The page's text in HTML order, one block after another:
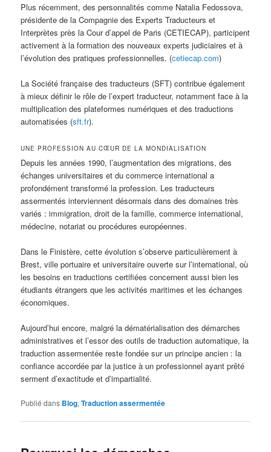
Plus récemment, des personnalités comme Natalia Fedossova,
présidente de la Compagnie des Experts Traducteurs et
Interprètes près la Cour d’appel de Paris (CETIECAP), participent
activement à la formation des nouveaux experts judiciaires et à
l’évolution des pratiques professionnelles. (cetiecap.com)
La Société française des traducteurs (SFT) contribue également
à mieux définir le rôle de l’expert traducteur, notamment face à la
multiplication des plateformes numériques et des traductions
automatisées (sft.fr).
UNE PROFESSION AU CŒUR DE LA MONDIALISATION
Depuis les années 1990, l’augmentation des migrations, des
échanges universitaires et du commerce international a
profondément transformé la profession. Les traducteurs
assermentés interviennent désormais dans des domaines très
variés : immigration, droit de la famille, commerce international,
médecine, notariat ou procédures européennes.
Dans le Finistère, cette évolution s’observe particulièrement à
Brest, ville portuaire et universitaire ouverte sur l’international, où
les besoins en traductions certifiées concernent aussi bien les
étudiants étrangers que les activités maritimes et les échanges
économiques.
Aujourd’hui encore, malgré la dématérialisation des démarches
administratives et l’essor des outils de traduction automatique, la
traduction assermentée reste fondée sur un principe ancien : la
confiance accordée par la justice à un professionnel ayant prêté
serment d’exactitude et d’impartialité.
Publié dans Blog,Traduction assermentée